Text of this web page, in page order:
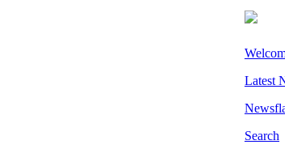
Latest
Search